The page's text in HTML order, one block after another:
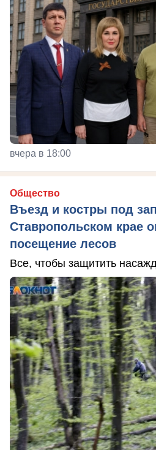
вчера в 18:00
Общество
Въезд и костры под
Ставропольском крае
посещение лесов
Все, чтобы защитить